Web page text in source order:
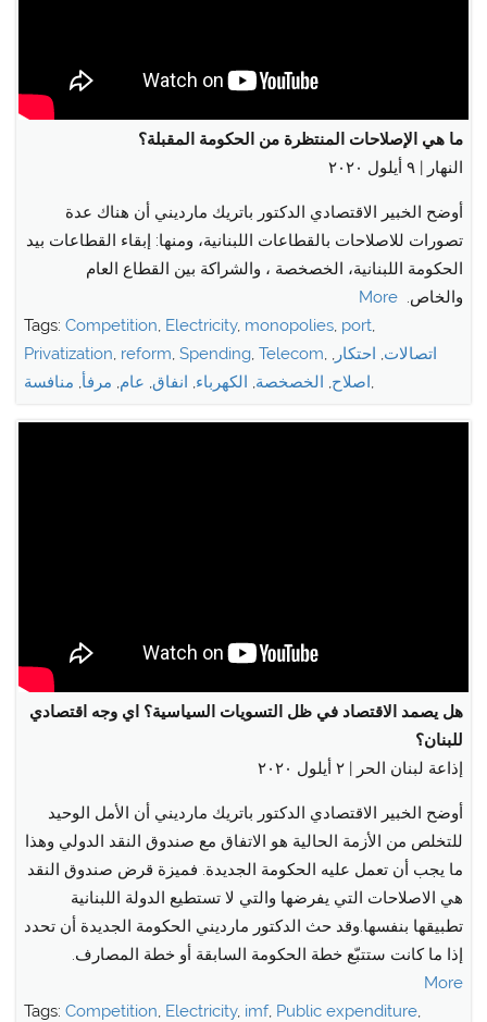
ما هي الإصلاحات المنتظرة من الحكومة المقبلة؟
النهار | ٩ أيلول ٢٠٢٠
أوضح الخبير الاقتصادي الدكتور باتريك مارديني أن هناك عدة
تصورات للاصلاحات بالقطاعات اللبنانية، ومنها: إبقاء القطاعات بيد
الحكومة اللبنانية، الخصخصة ، والشراكة بين القطاع العام
والخاص.
Tags: Competition, Electricity, monopolies, port,
Privatization, reform, Spending, Telecom, اتصالات, احتكار ,
اصلاح, الخصخصة, الكهرباء, انفاق, عام, مرفأ, منافسة ,
هل يصمد الاقتصاد في ظل التسويات السياسية؟ اي وجه اقتصادي
للبنان؟
إذاعة لبنان الحر | ٢ أيلول ٢٠٢٠
أوضح الخبير الاقتصادي الدكتور باتريك مارديني أن الأمل الوحيد
للتخلص من الأزمة الحالية هو الاتفاق مع صندوق النقد الدولي وهذا
ما يجب أن تعمل عليه الحكومة الجديدة. فميزة قرض صندوق النقد
هي الاصلاحات التي يفرضها والتي لا تستطيع الدولة اللبنانية
تطبيقها بنفسها.وقد حث الدكتور مارديني الحكومة الجديدة أن تحدد
إذا ما كانت ستتبّع خطة الحكومة السابقة أو خطة المصارف.
More
Tags: Competition, Electricity, imf, Public expenditure,